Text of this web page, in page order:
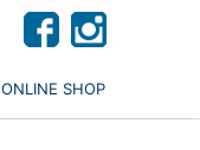
ONLINE SHOP